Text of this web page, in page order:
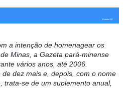
Eventos GP
a intenção de homenagear os
Minas, a Gazeta pará-minense
vários anos, até 2006.
dez mais e, depois, com o nome
trata-se de um suplemento anual,